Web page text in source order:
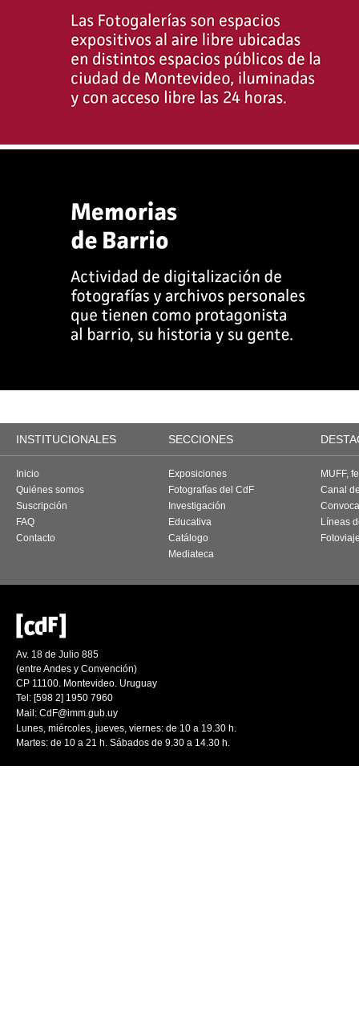
INSTITUCIONALES SECCIONES
Inicio
Quiénes somos
Suscripción
FAQ
Contacto
Exposiciones
Fotografías del CdF
Investigación
Educativa
Catálogo
Mediateca
MUFF,
Canal
Líneas
Av. 18 de Julio 885
(entre Andes y Convención)
CP 11100. Montevideo. Uruguay
Tel: [598 2] 1950 7960
Mail: CdF@imm.gub.uy
Lunes, miércoles, jueves, viernes: de 10 a 19.30 h.
Martes: de 10 a 21 h. Sábados de 9.30 a 14.30 h.